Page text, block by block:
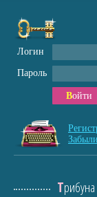
Логин
Пароль
Войти